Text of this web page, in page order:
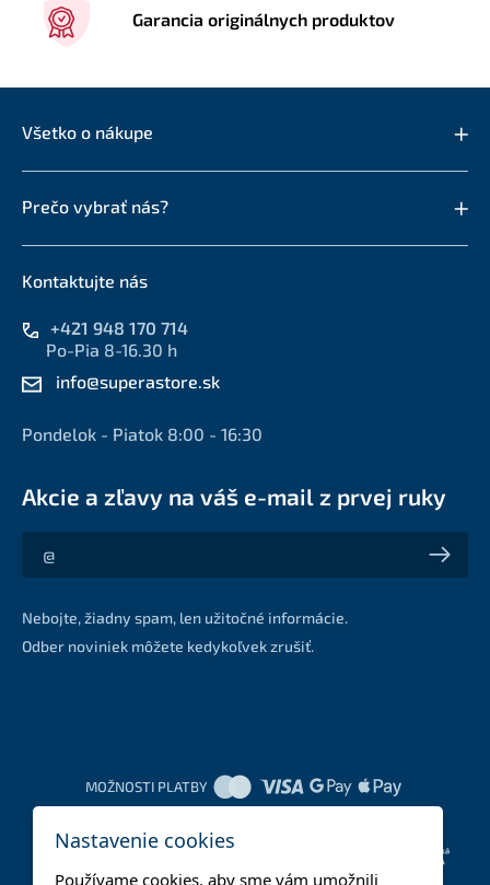
Garancia originálnych produktov
Všetko o nákupe
Prečo vybrať nás?
Kontaktujte nás
+421 948 170 714
Po-Pia 8-16.30 h
info@superastore.sk
Pondelok - Piatok 8:00 - 16:30
Akcie a zľavy na váš e-mail z prvej ruky
Akcie a zľavy na váš e-mail z prvej ruky
Nebojte, žiadny spam, len užitočné informácie.
Odber noviniek môžete kedykoľvek zrušiť.
MOŽNOSTI PLATBY
Nastavenie cookies
Používame cookies, aby sme vám umožnili